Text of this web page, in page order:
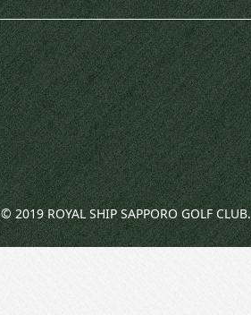
© 2019 ROYAL SHIP SAPPORO GOLF CLUB.